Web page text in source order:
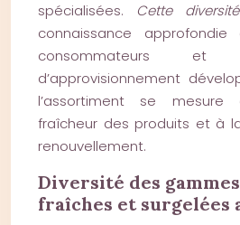
spécialisées.
Cette
connaissance
consommateurs et
d’approvisionnement
l’assortiment se
fraîcheur des produits et à
renouvellement.
Diversité des
fraîches et surgelées